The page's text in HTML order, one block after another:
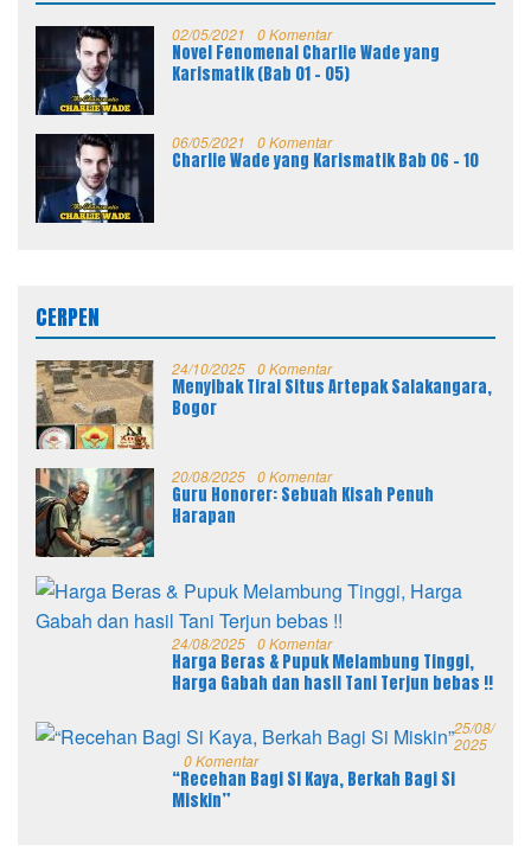
02/05/2021 0 Komentar
Novel Fenomenal Charlie Wade yang
Karismatik (Bab 01 – 05)
06/05/2021 0 Komentar
Charlie Wade yang Karismatik Bab 06 – 10
CERPEN
24/10/2025 0 Komentar
Menyibak Tirai Situs Artepak Salakangara,
Bogor
20/08/2025 0 Komentar
Guru Honorer: Sebuah Kisah Penuh
Harapan
24/08/2025 0 Komentar
Harga Beras & Pupuk Melambung Tinggi,
Harga Gabah dan hasil Tani Terjun bebas !!
25/08/
2025
0 Komentar
“Recehan Bagi Si Kaya, Berkah Bagi Si
Miskin”